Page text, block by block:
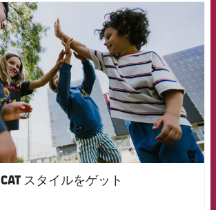
FCB Barcelona badge
CAT スタイルをゲット